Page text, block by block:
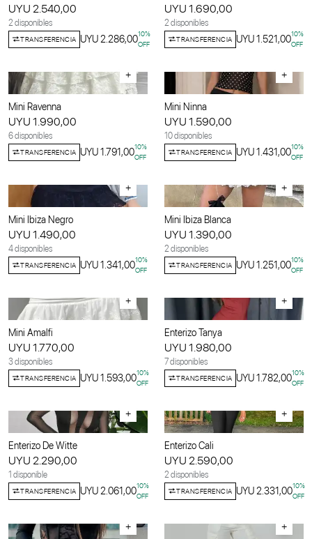
UYU 2.540,00
2 disponibles
TRANSFERENCIA UYU 2.286,0010%
OFF
UYU 1.690,00
2 disponibles
TRANSFERENCIA UYU 1.521,0010%
OFF
+
Mini Ravenna
UYU 1.990,00
6 disponibles
TRANSFERENCIA UYU 1.791,0010%
OFF
+
Mini Ninna
UYU 1.590,00
10 disponibles
TRANSFERENCIA UYU 1.431,0010%
OFF
+
Mini Ibiza Negro
UYU 1.490,00
4 disponibles
TRANSFERENCIA UYU 1.341,0010%
OFF
+
Mini Ibiza Blanca
UYU 1.390,00
2 disponibles
TRANSFERENCIA UYU 1.251,0010%
OFF
+
Mini Amalfi
UYU 1.770,00
3 disponibles
TRANSFERENCIA UYU 1.593,0010%
OFF
+
Enterizo Tanya
UYU 1.980,00
7 disponibles
TRANSFERENCIA UYU 1.782,0010%
OFF
+
Enterizo De Witte
UYU 2.290,00
1 disponible
TRANSFERENCIA UYU 2.061,0010%
OFF
+
Enterizo Cali
UYU 2.590,00
2 disponibles
TRANSFERENCIA UYU 2.331,0010%
OFF
+ +